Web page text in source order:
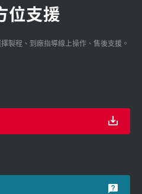
位支援
製程、到廠指導線上操作、售後支援。